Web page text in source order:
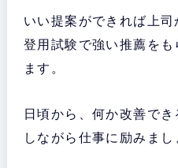
いい提案ができれば上司
登用試験で強い推薦をも
ます。
日頃から、何か改善で
しながら仕事に励みまし